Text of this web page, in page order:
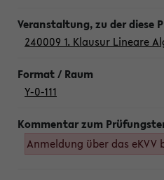
240009 1. Klausur Lineare
Y-0-111
Anmeldung über das eKVV